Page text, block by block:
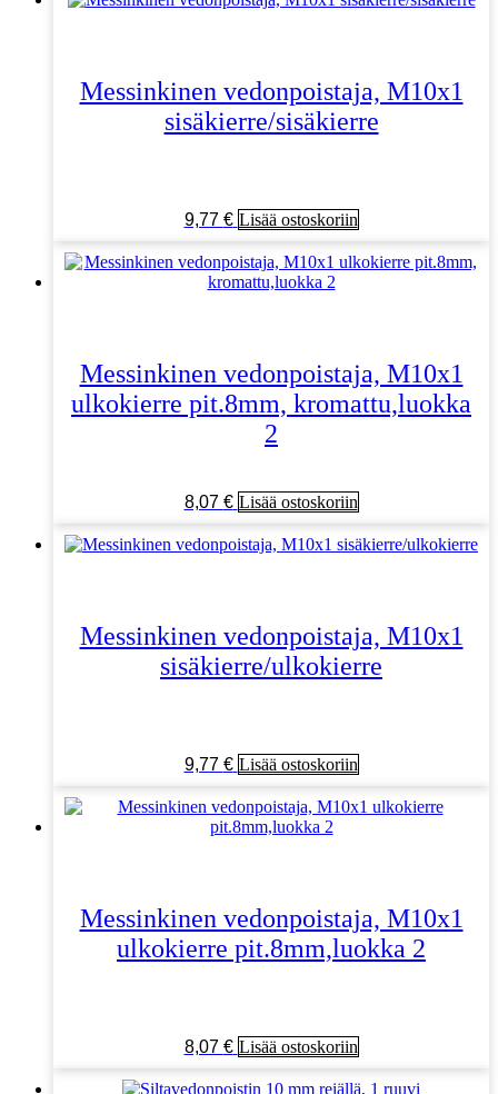
Messinkinen vedonpoistaja, M10x1
sisäkierre/sisäkierre
9,77 € Lisää ostoskoriin
Messinkinen vedonpoistaja, M10x1
ulkokierre pit.8mm, kromattu,luokka
2
8,07 € Lisää ostoskoriin
Messinkinen vedonpoistaja, M10x1
sisäkierre/ulkokierre
9,77 € Lisää ostoskoriin
Messinkinen vedonpoistaja, M10x1
ulkokierre pit.8mm,luokka 2
8,07 € Lisää ostoskoriin